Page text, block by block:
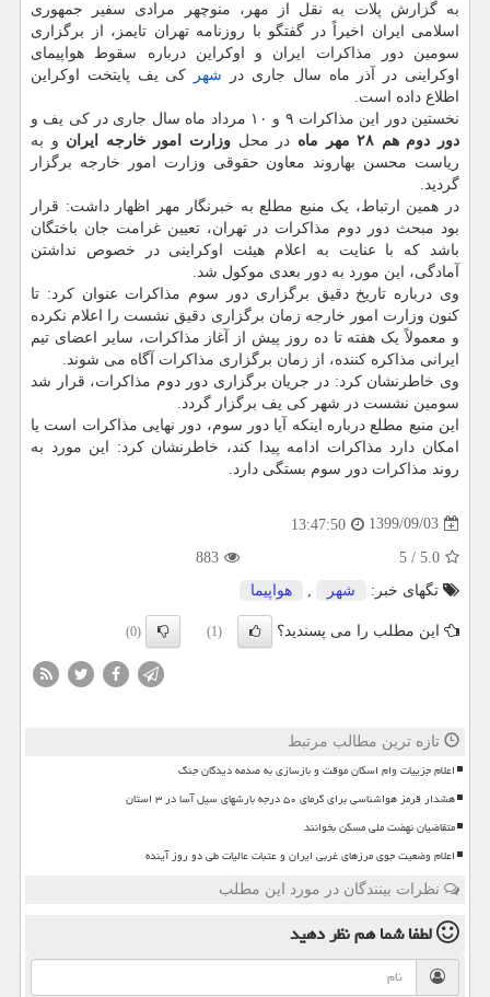
به گزارش پلات به نقل از مهر، منوچهر مرادی سفیر جمهوری
اسلامی ایران اخیراً در گفتگو با روزنامه تهران تایمز، از برگزاری
سومین دور مذاکرات ایران و اوکراین درباره سقوط هواپیمای
اوکراینی در آذر ماه سال جاری در شهر
کی یف پایتخت اوکراین
اطلاع داده است.
نخستین دور این مذاکرات ۹ و ۱۰ مرداد ماه سال جاری در کی یف و
دور دوم هم ۲۸ مهر ماه
در محل وزارت امور خارجه ایران و به
ریاست محسن بهاروند معاون حقوقی وزارت امور خارجه برگزار
گردید.
در همین ارتباط، یک منبع مطلع به خبرنگار مهر اظهار داشت: قرار
بود مبحث دور دوم مذاکرات در تهران، تعیین غرامت جان باختگان
باشد که با عنایت به اعلام هیئت اوکراینی در خصوص نداشتن
آمادگی، این مورد به دور بعدی موکول شد.
وی درباره تاریخ دقیق برگزاری دور سوم مذاکرات عنوان کرد: تا
کنون وزارت امور خارجه زمان برگزاری دقیق نشست را اعلام نکرده
و معمولاً یک هفته تا ده روز پیش از آغاز مذاکرات، سایر اعضای تیم
ایرانی مذاکره کننده، از زمان برگزاری مذاکرات آگاه می شوند.
وی خاطرنشان کرد: در جریان برگزاری دور دوم مذاکرات، قرار شد
سومین نشست در شهر کی یف برگزار گردد.
این منبع مطلع درباره اینکه آیا دور سوم، دور نهایی مذاکرات است یا
امکان دارد مذاکرات ادامه پیدا کند، خاطرنشان کرد: این مورد به
روند مذاکرات دور سوم بستگی دارد.
1399/09/03
13:47:50
5.0
/
5
883
تگهای خبر:
شهر هواپیما
این مطلب را می پسندید؟ (1)
(0)
تازه ترین مطالب مرتبط
اعلام جزییات وام اسکان موقت و بازسازی به صدمه دیدگان جنگ
هشدار قرمز هواشناسی برای گرمای ۵۰ درجه بارشهای سیل آسا در ۳ استان
متقاضیان نهضت ملی مسکن بخوانند
اعلام وضعیت جوی مرزهای غربی ایران و عتبات عالیات طی دو روز آینده
نظرات بینندگان در مورد این مطلب
لطفا شما همنظر دهید